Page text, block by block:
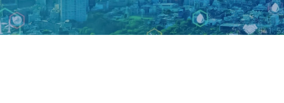
よくある質問